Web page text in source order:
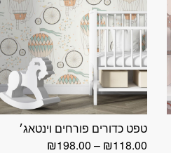
טפט כדורים פורחים וינטאג׳
₪118.00
–
₪198.00